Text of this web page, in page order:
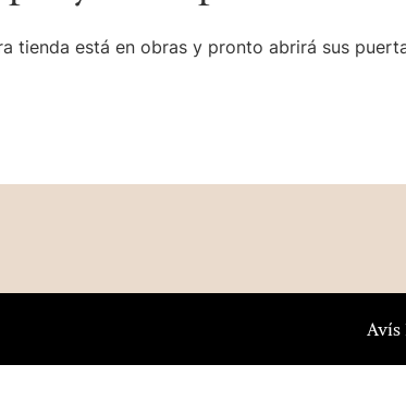
tienda está en obras y pronto abrirá sus
Avís